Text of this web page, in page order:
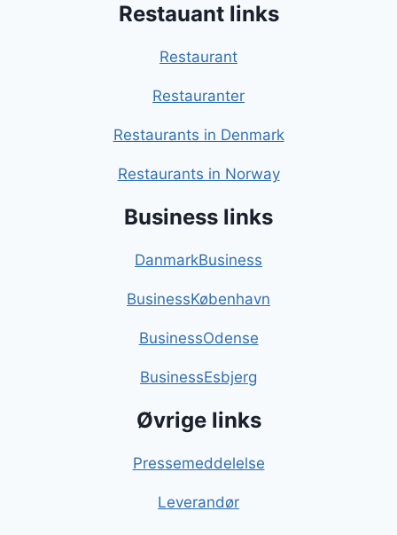
Restauant links
Restaurant
Restauranter
Restaurants in Denmark
Restaurants in Norway
Business links
DanmarkBusiness
BusinessKøbenhavn
BusinessOdense
BusinessEsbjerg
Øvrige links
Pressemeddelelse
Leverandør